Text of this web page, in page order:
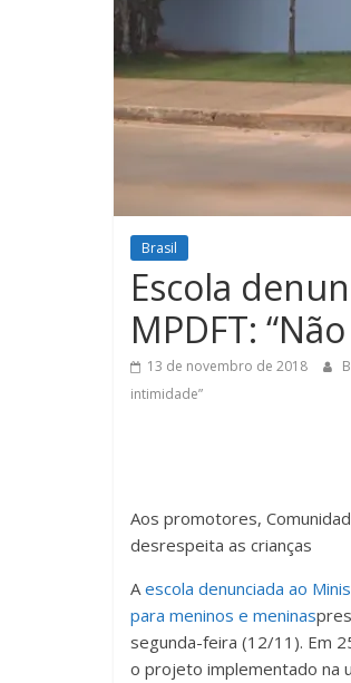
Brasil
Escola
MPDFT:
13 de novembro de 2018
intimidade”
Aos promotores,
desrespeita as crianças
Aescola denunciada ao
para meninos e meninas
segunda-feira (12/11). Em
o projeto implementado na